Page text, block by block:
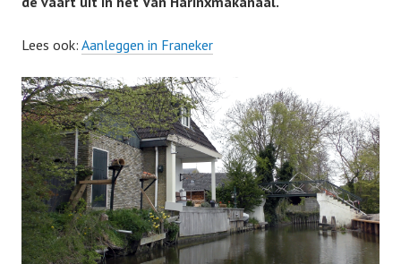
Lees ook: Aanleggen in Franeker